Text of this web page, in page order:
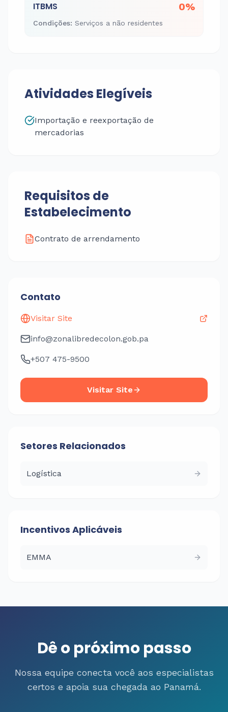
ITBMS 0%
Condições: Serviços a não residentes
Atividades Elegíveis
Importação e reexportação de
mercadorias
Requisitos de
Estabelecimento
Contrato de arrendamento
Contato
Visitar Site
info@zonalibredecolon.gob.pa
+507 475-9500
Visitar Site
Setores Relacionados
Logística
Incentivos Aplicáveis
EMMA
Dê o próximo passo
Nossa equipe conecta você aos especialistas
certos e apoia sua chegada ao Panamá.